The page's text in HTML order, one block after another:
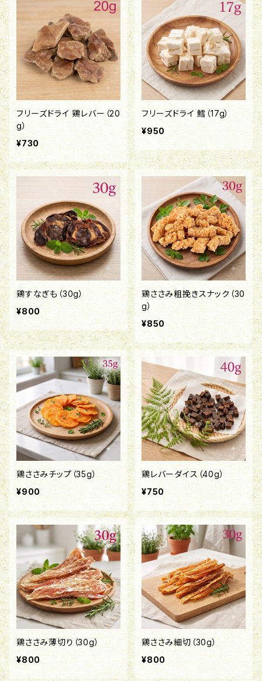
フリーズドライ 鶏レバー（20
g）
¥730
フリーズドライ 鱈（17g）
¥950
鶏すなぎも（30g）
¥800
鶏ささみ粗挽きスナック（30
g）
¥850
鶏ささみチップ（35g）
¥900
鶏レバーダイス（40g）
¥750
鶏ささみ薄切り（30g）
¥800
鶏ささみ細切（30g）
¥800